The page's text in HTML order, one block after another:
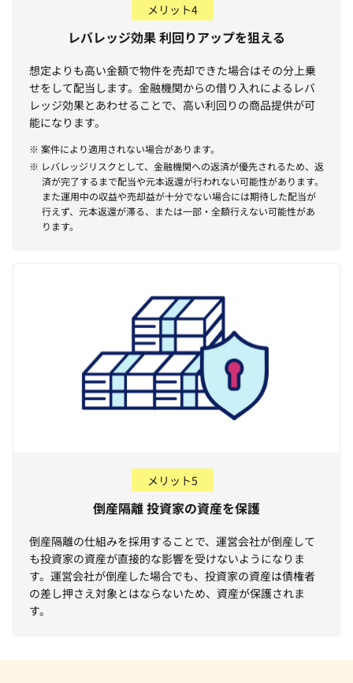
メリット4
レバレッジ効果 利回りアップを狙える
想定よりも高い金額で物件を売却できた場合はその分上乗
せをして配当します。金融機関からの借り入れによるレバ
レッジ効果とあわせることで、高い利回りの商品提供が可
能になります。
※ 案件により適用されない場合があります。
※ レバレッジリスクとして、金融機関への返済が優先されるため、返
済が完了するまで配当や元本返還が行われない可能性があります。
また運用中の収益や売却益が十分でない場合には期待した配当が
行えず、元本返還が滞る、または一部・全額行えない可能性があ
ります。
メリット5
倒産隔離 投資家の資産を保護
倒産隔離の仕組みを採用することで、運営会社が倒産して
も投資家の資産が直接的な影響を受けないようになりま
す。運営会社が倒産した場合でも、投資家の資産は債権者
の差し押さえ対象とはならないため、資産が保護されま
す。